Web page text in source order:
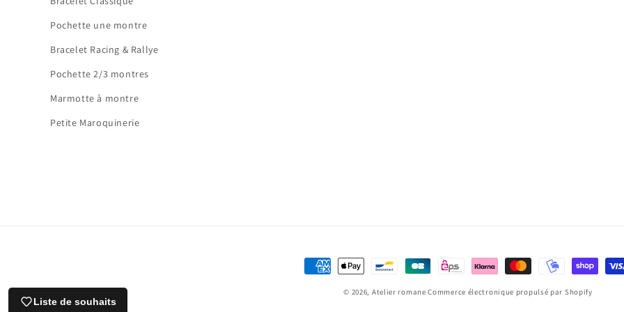
Pochette une montre
Bracelet Racing & Rallye
Pochette 2/3 montres
Marmotte à montre
Petite Maroquinerie
Moyens
© 2026, Atelier romane Commerce électronique propulsé par Shopify
Liste de souhaits